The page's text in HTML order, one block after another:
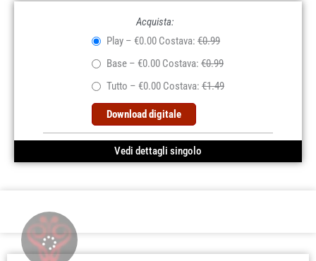
Acquista:
Play – €0.00 Costava: €0.99
Base – €0.00 Costava: €0.99
Tutto – €0.00 Costava: €1.49
Download digitale
Vedi dettagli singolo